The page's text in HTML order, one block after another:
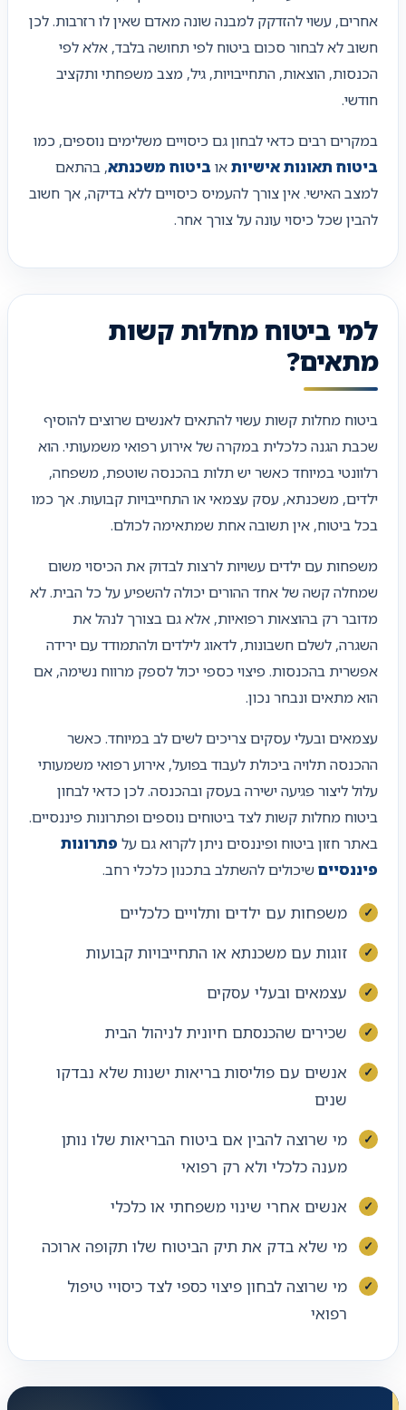
אחרים, עשוי להזדקק למבנה שונה מאדם שאין לו רזרבות. לכן
חשוב לא לבחור סכום ביטוח לפי תחושה בלבד, אלא לפי
הכנסות, הוצאות, התחייבויות, גיל, מצב משפחתי ותקציב
חודשי.
במקרים רבים כדאי לבחון גם כיסויים משלימים נוספים, כמו
ביטוח תאונות אישיותאוביטוח משכנתא, בהתאם
למצב האישי. אין צורך להעמיס כיסויים ללא בדיקה, אך חשוב
להבין שכל כיסוי עונה על צורך אחר.
למי ביטוח מחלות קשות
מתאים?
ביטוח מחלות קשות עשוי להתאים לאנשים שרוצים להוסיף
שכבת הגנה כלכלית במקרה של אירוע רפואי משמעותי. הוא
רלוונטי במיוחד כאשר יש תלות בהכנסה שוטפת, משפחה,
ילדים, משכנתא, עסק עצמאי או התחייבויות קבועות. אך כמו
בכל ביטוח, אין תשובה אחת שמתאימה לכולם.
משפחות עם ילדים עשויות לרצות לבדוק את הכיסוי משום
שמחלה קשה של אחד ההורים יכולה להשפיע על כל הבית. לא
מדובר רק בהוצאות רפואיות, אלא גם בצורך לנהל את
השגרה, לשלם חשבונות, לדאוג לילדים ולהתמודד עם ירידה
אפשרית בהכנסות. פיצוי כספי יכול לספק מרווח נשימה, אם
הוא מתאים ונבחר נכון.
עצמאים ובעלי עסקים צריכים לשים לב במיוחד. כאשר
ההכנסה תלויה ביכולת לעבוד בפועל, אירוע רפואי משמעותי
עלול ליצור פגיעה ישירה בעסק ובהכנסה. לכן כדאי לבחון
ביטוח מחלות קשות לצד ביטוחים נוספים ופתרונות פיננסיים.
באתר חזון ביטוח ופיננסים ניתן לקרוא גם על פתרונות
פיננסייםשיכולים להשתלב בתכנון כלכלי רחב.
משפחות עם ילדים ותלויים כלכליים
זוגות עם משכנתא או התחייבויות קבועות
עצמאים ובעלי עסקים
שכירים שהכנסתם חיונית לניהול הבית
אנשים עם פוליסות בריאות ישנות שלא נבדקו
שנים
מי שרוצה להבין אם ביטוח הבריאות שלו נותן
מענה כלכלי ולא רק רפואי
אנשים אחרי שינוי משפחתי או כלכלי
מי שלא בדק את תיק הביטוח שלו תקופה ארוכה
מי שרוצה לבחון פיצוי כספי לצד כיסויי טיפול
רפואי